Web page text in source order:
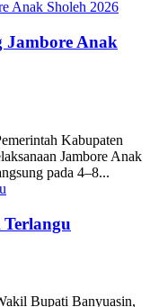
Jambore Anak
Kabupaten
Jambore Anak
pada 4–8...
Bupati Banyuasin,